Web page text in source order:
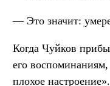
— Это значит:
Когда Чуйков
его
плохое